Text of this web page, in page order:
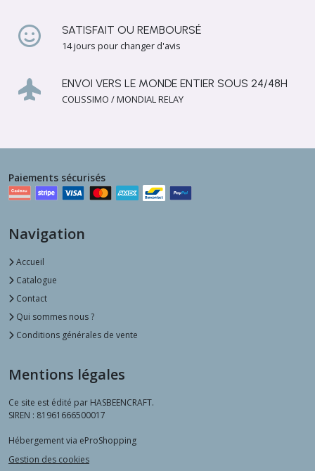
SATISFAIT OU REMBOURSÉ
14 jours pour changer d'avis
ENVOI VERS LE MONDE ENTIER SOUS 24/48H
COLISSIMO / MONDIAL RELAY
Paiements sécurisés
Navigation
Accueil
Catalogue
Contact
Qui sommes nous ?
Conditions générales de vente
Mentions légales
Ce site est édité par HASBEENCRAFT.
SIREN : 81961666500017
Hébergement via eProShopping
Gestion des cookies